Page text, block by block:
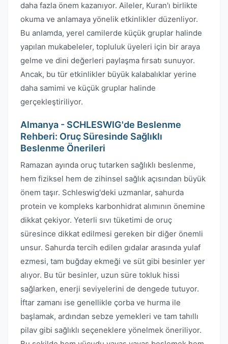
daha fazla önem kazanıyor. Aileler, Kuran'ı birlikte
okuma ve anlamaya yönelik etkinlikler düzenliyor.
Bu anlamda, yerel camilerde küçük gruplar halinde
yapılan mukabeleler, topluluk üyeleri için bir araya
gelme ve dini değerleri paylaşma fırsatı sunuyor.
Ancak, bu tür etkinlikler büyük kalabalıklar yerine
daha samimi ve küçük gruplar halinde
gerçekleştiriliyor.
Almanya - SCHLESWIG'de Beslenme
Rehberi: Oruç Süresinde Sağlıklı
Beslenme Önerileri
Ramazan ayında oruç tutarken sağlıklı beslenme,
hem fiziksel hem de zihinsel sağlık açısından büyük
önem taşır. Schleswig'deki uzmanlar, sahurda
protein ve kompleks karbonhidrat alımının önemine
dikkat çekiyor. Yeterli sıvı tüketimi de oruç
süresince dikkat edilmesi gereken bir diğer önemli
unsur. Sahurda tercih edilen gıdalar arasında yulaf
ezmesi, tam buğday ekmeği ve süt gibi besinler yer
alıyor. Bu tür besinler, uzun süre tokluk hissi
sağlarken, enerji seviyelerini de dengede tutuyor.
İftar zamanı ise genellikle çorba ve hurma ile
başlamak, ardından sebze yemekleri ve tam tahıllı
pilav gibi sağlıklı seçeneklere yönelmek öneriliyor.